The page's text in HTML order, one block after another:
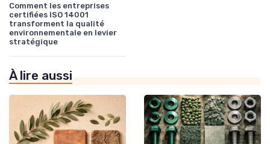
Comment les entreprises
certifiées ISO 14001
transforment la qualité
environnementale en levier
stratégique
À lire aussi